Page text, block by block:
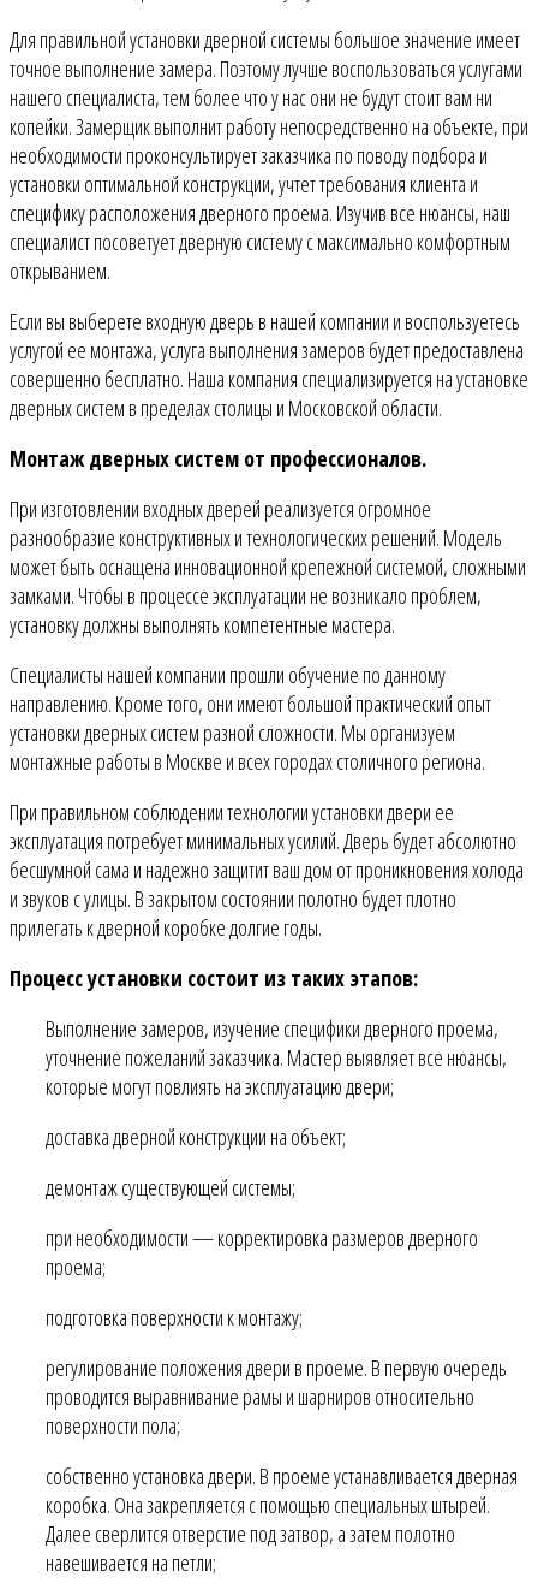
Для правильной установки дверной системы большое значение имеет
точное выполнение замера. Поэтому лучше воспользоваться услугами
нашего специалиста, тем более что у нас они не будут стоит вам ни
копейки. Замерщик выполнит работу непосредственно на объекте, при
необходимости проконсультирует заказчика по поводу подбора и
установки оптимальной конструкции, учтет требования клиента и
специфику расположения дверного проема. Изучив все нюансы, наш
специалист посоветует дверную систему с максимально комфортным
открыванием.
Если вы выберете входную дверь в нашей компании и воспользуетесь
услугой ее монтажа, услуга выполнения замеров будет предоставлена
совершенно бесплатно. Наша компания специализируется на установке
дверных систем в пределах столицы и Московской области.
Монтаж дверных систем от профессионалов.
При изготовлении входных дверей реализуется огромное
разнообразие конструктивных и технологических решений. Модель
может быть оснащена инновационной крепежной системой, сложными
замками. Чтобы в процессе эксплуатации не возникало проблем,
установку должны выполнять компетентные мастера.
Специалисты нашей компании прошли обучение по данному
направлению. Кроме того, они имеют большой практический опыт
установки дверных систем разной сложности. Мы организуем
монтажные работы в Москве и всех городах столичного региона.
При правильном соблюдении технологии установки двери ее
эксплуатация потребует минимальных усилий. Дверь будет абсолютно
бесшумной сама и надежно защитит ваш дом от проникновения холода
и звуков с улицы. В закрытом состоянии полотно будет плотно
прилегать к дверной коробке долгие годы.
Процесс установки состоит из таких этапов:
Выполнение замеров, изучение специфики дверного проема,
уточнение пожеланий заказчика. Мастер выявляет все нюансы,
которые могут повлиять на эксплуатацию двери;
доставка дверной конструкции на объект;
демонтаж существующей системы;
при необходимости — корректировка размеров дверного
проема;
подготовка поверхности к монтажу;
регулирование положения двери в проеме. В первую очередь
проводится выравнивание рамы и шарниров относительно
поверхности пола;
собственно установка двери. В проеме устанавливается дверная
коробка. Она закрепляется с помощью специальных штырей.
Далее сверлится отверстие под затвор, а затем полотно
навешивается на петли;